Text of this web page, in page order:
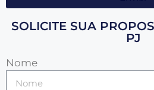
SOLICITE SUA
PJ
Nome